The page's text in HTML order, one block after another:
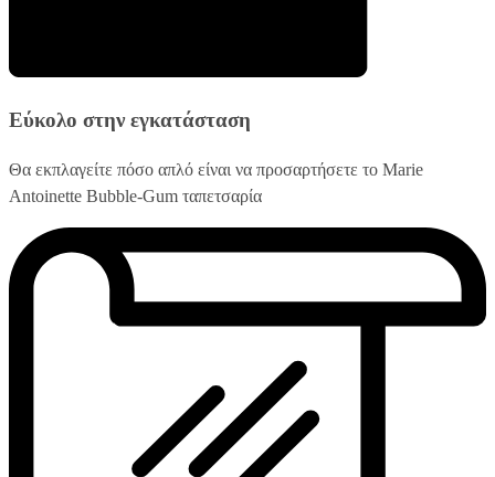
Εύκολο στην εγκατάσταση
Θα εκπλαγείτε πόσο απλό είναι να προσαρτήσετε το Marie
Antoinette Bubble-Gum ταπετσαρία